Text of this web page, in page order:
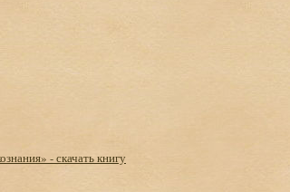
- скачать книгу